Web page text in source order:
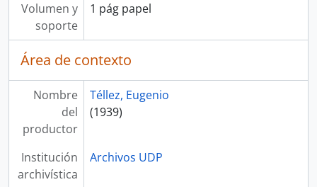
Volumen y
soporte
1 pág papel
Área de contexto
Nombre
del
productor
Téllez, Eugenio
(1939)
Institución
archivística
Archivos UDP